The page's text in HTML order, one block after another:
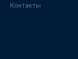
Контакты